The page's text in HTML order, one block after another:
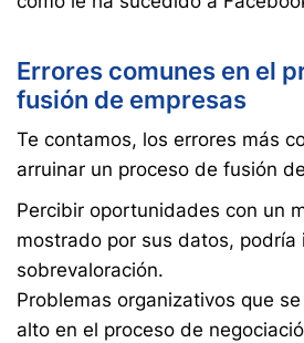
Errores comunes en el
fusión de empresas
Te contamos, los errores más
arruinar un proceso de fusión
Percibir oportunidades con un
mostrado por sus datos, podría
sobrevaloración.
Problemas organizativos que
alto en el proceso de